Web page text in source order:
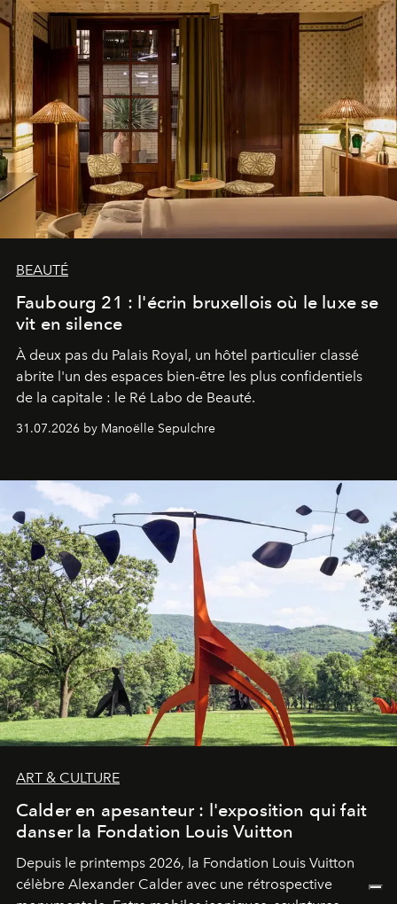
BEAUTÉ
Faubourg 21 : l'écrin bruxellois où le luxe se
vit en silence
À deux pas du Palais Royal, un hôtel particulier classé
abrite l'un des espaces bien-être les plus confidentiels
de la capitale : le Ré Labo de Beauté.
31.07.2026 by Manoëlle Sepulchre
ART & CULTURE
Calder en apesanteur : l'exposition qui fait
danser la Fondation Louis Vuitton
Depuis le printemps 2026, la Fondation Louis Vuitton
célèbre Alexander Calder avec une rétrospective